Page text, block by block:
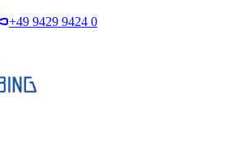
+49 9429 9424 0